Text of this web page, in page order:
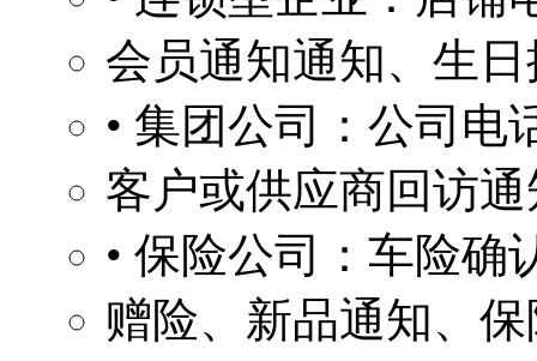
会员通知通知、生
• 集团公司：公司电
客户或供应商回访
• 保险公司：车险确
赠险、新品通知、